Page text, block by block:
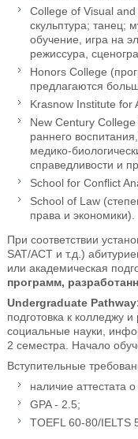
College of Visual
скульптура; танец;
обучение, игра на
режиссура,
Honors College
предлагаются
Krasnow Institute for
New Century College
раннего
медико-
справедливости и
School for Conflict
School of Law
права и экономики).
При соответствии
SAT/ACT и т.д.)
или академическая
программ,
Undergraduate Pathway
подготовка к колледжу
социальные науки,
2 семестра. Начало
Вступительные
наличие аттестата
GPA - 2.5;
TOEFL 60-80/IELTS